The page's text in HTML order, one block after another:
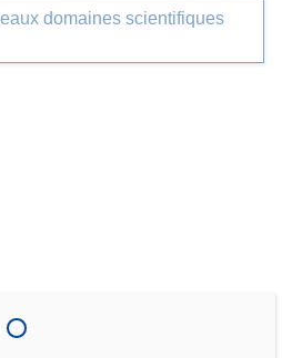
domaines scientifiques